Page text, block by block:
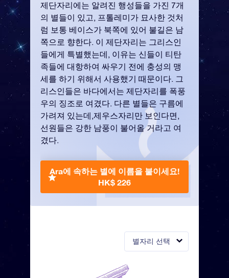
별자리 선택
제단자리에는 알려진 행성들을 가진 7개
의 별들이 있고, 프톨레미가 묘사한 것처
럼 보통 베이스가 북쪽에 있어 불길은 남
쪽으로 향한다. 이 제단자리는 그리스인
들에게 특별했는데, 이유는 신들이 티탄
족들에 대항하여 싸우기 전에 충성의 맹
세를 하기 위해서 사용했기 때문이다. 그
리스인들은 바다에서는 제단자리를 폭풍
우의 징조로 여겼다. 다른 별들은 구름에
가려져 있는데,제우스자리만 보인다면,
선원들은 강한 남풍이 불어올 거라고 여
겼다.
Ara에 속하는 별에 이름을 붙이세요!
HK$ 226